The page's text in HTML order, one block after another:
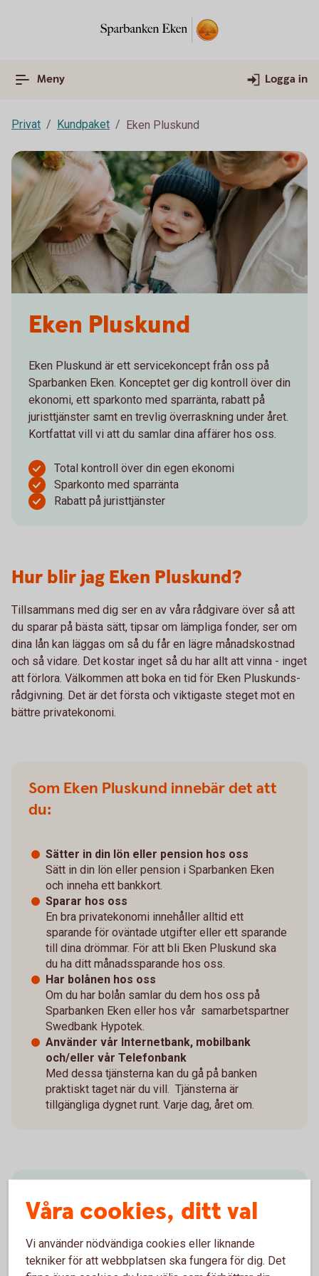
Meny Logga in
Privat Kundpaket Eken Pluskund
Eken Pluskund
Eken Pluskund är ett servicekoncept från oss på
Sparbanken Eken. Konceptet ger dig kontroll över din
ekonomi, ett sparkonto med sparränta, rabatt på
juristtjänster samt en trevlig överraskning under året.
Kortfattat vill vi att du samlar dina affärer hos oss.
Total kontroll över din egen ekonomi
Sparkonto med sparränta
Rabatt på juristtjänster
Hur blir jag Eken Pluskund?
Tillsammans med dig ser en av våra rådgivare över så att
du sparar på bästa sätt, tipsar om lämpliga fonder, ser om
dina lån kan läggas om så du får en lägre månadskostnad
och så vidare. Det kostar inget så du har allt att vinna - inget
att förlora. Välkommen att boka en tid för Eken Pluskunds-
rådgivning. Det är det första och viktigaste steget mot en
bättre privatekonomi.
Som Eken Pluskund innebär det att
du:
Sätter in din lön eller pension hos oss
Sätt in din lön eller pension i Sparbanken Eken
och inneha ett bankkort.
Sparar hos oss
En bra privatekonomi innehåller alltid ett
sparande för oväntade utgifter eller ett sparande
till dina drömmar. För att bli Eken Pluskund ska
du ha ditt månadssparande hos oss.
Har bolånen hos oss
Om du har bolån samlar du dem hos oss på
Sparbanken Eken eller hos vår samarbetspartner
Swedbank Hypotek.
Använder vår Internetbank, mobilbank
och/eller vår Telefonbank
Med dessa tjänsterna kan du gå på banken
praktiskt taget när du vill. Tjänsterna är
tillgängliga dygnet runt. Varje dag, året om.
Som Eken Pluskund får du:
Kontroll över din ekonomi
Då du blir Eken Pluskund får du en total
genomgång av din ekonomi med en av våra
Våra cookies, ditt val
Vi använder nödvändiga cookies eller liknande
tekniker för att webbplatsen ska fungera för dig. Det